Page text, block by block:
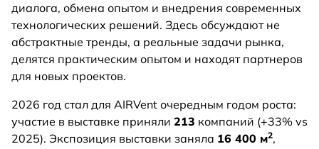
диалога, обмена опытом и внедрения современных
технологических решений. Здесь обсуждают не
абстрактные тренды, а реальные задачи рынка,
делятся практическим опытом и находят партнеров
для новых проектов.
2026 год стал для AIRVent очередным годом роста:
участие в выставке приняли 213 компаний (+33% vs
2025). Экспозиция выставки заняла 16 400 м2,